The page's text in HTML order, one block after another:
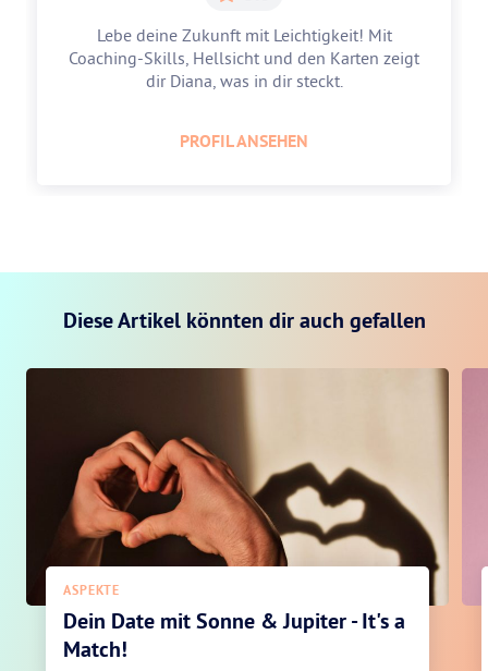
Lebe deine Zukunft mit Leichtigkeit! Mit
Coaching-Skills, Hellsicht und den Karten zeigt
dir Diana, was in dir steckt.
PROFIL ANSEHEN
Diese Artikel könnten dir auch gefallen
ASPEKTE
Dein Date mit Sonne & Jupiter - It's a
Match!